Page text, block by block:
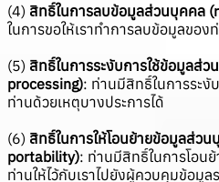
(4) สิทธิ์ในการลบข้อมูลส่วนบุคคล
ในการขอให้เราทำการลบข้อมูลของ
(5) สิทธิ์ในการระงับการใช้ข้อมูลส่
processing): ท่านมีสิทธิ์ในการระ
ท่านด้วยเหตุบางประการได้
(6) สิทธิ์ในการให้โอนย้ายข้อมูลส่ว
portability): ท่านมีสิทธิ์ในการโอน
ท่านให้ไว้กับเราไปยังผู้ควบคุมข้อมู